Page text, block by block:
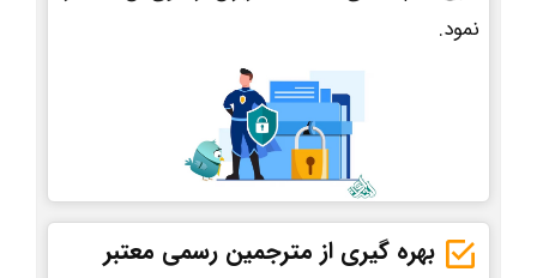
نمود.
بهره گیری از مترجمین رسمی معتبر